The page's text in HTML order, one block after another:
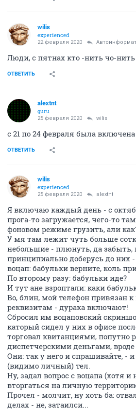
wilis
experienced
22 февраля 2020
Люди, с пятнах кто -нить чо-нить
ОТВЕТИТЬ
alextnt
guru
25 февраля 2020 wilis
с 21 по 24 февраля была включена
ОТВЕТИТЬ
wilis
experienced
25 февраля 2020 alextnt
Я включаю каждый день - с
прога-то загружается, чего-то
фоновом режиме грузить, али
У мя там лежит чуть больше
небольшие - плюнуть, да забыть,
принципиально доберусь до них
воцап: бабульки верните, коль
По второму разу: бабульки иде?
И тут ане взроптали: каки
Во, блин, мой телефон привязан
реквизитам - дурака включают!
Сбросил им воцаповский
каторый сидел у них в офисе
торговал квитанциями, попутно
диспетчерскими деньгами,
Они: так у него и спрашивайте, -
(видимо личный) тел.
Ну, задал вопрос с воцапа (хотя
вторгаться на личную
Прочел - молчит, ну хоть ба:
делах - не, затаилси...